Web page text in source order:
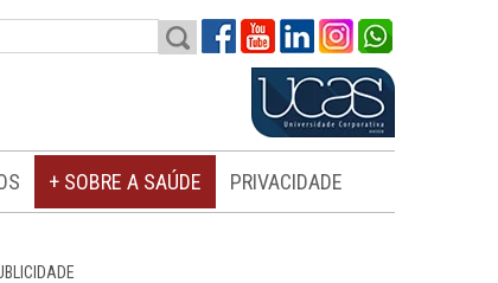
+ SOBRE A SAÚDE PRIVACIDADE